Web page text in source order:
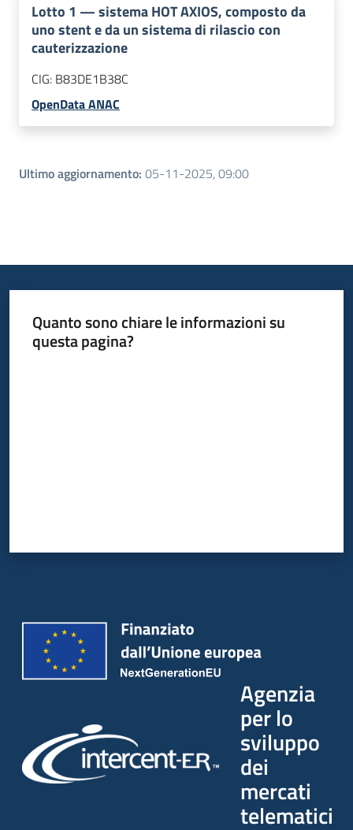
Lotto 1 —sistema HOT AXIOS, composto da
uno stent e da un sistema di rilascio con
cauterizzazione
CIG: B83DE1B38C
OpenData ANAC
Ultimo aggiornamento: 05-11-2025, 09:00
Quanto sono chiare le informazioni su
questa pagina?
Agenzia
per lo
sviluppo
dei
mercati
telematici